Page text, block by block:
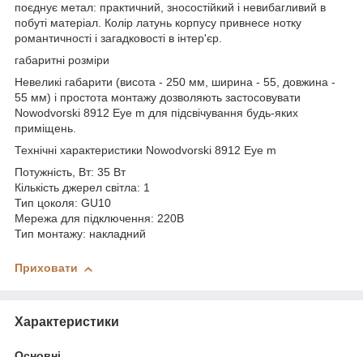
поєднує метал: практичний, зносостійкий і невибагливий в
побуті матеріал. Колір латунь корпусу привнесе нотку
романтичності і загадковості в інтер'єр.
габаритні розміри
Невеликі габарити (висота - 250 мм, ширина - 55, довжина -
55 мм) і простота монтажу дозволяють застосовувати
Nowodvorski 8912 Eye m для підсвічування будь-яких
приміщень.
Технічні характеристики Nowodvorski 8912 Eye m
Потужність, Вт: 35 Вт
Кількість джерел світла: 1
Тип цоколя: GU10
Мережа для підключення: 220В
Тип монтажу: накладний
Приховати
Характеристики